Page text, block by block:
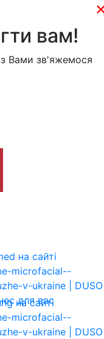
вам!
з Вами зв'яжемося